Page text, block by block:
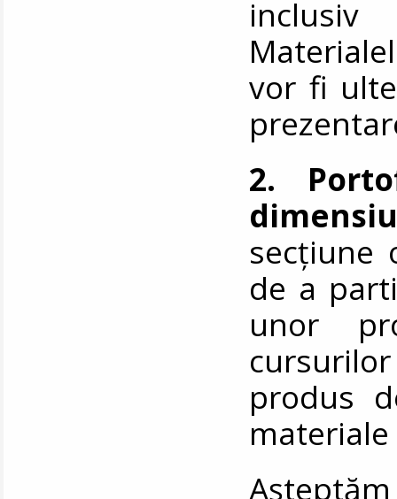
vor fi
2.
secțiune
de a
unor
produs